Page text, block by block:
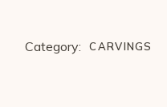
Category: CARVINGS